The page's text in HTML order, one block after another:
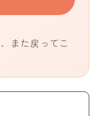
また戻ってこ